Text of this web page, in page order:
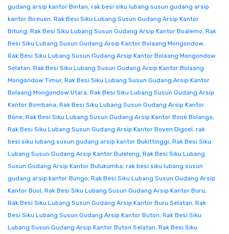
gudang arsip kantor Bintan, rak besi siku lubang susun gudang arsip
kantor Bireuen, Rak Besi Siku Lubang Susun Gudang Arsip Kantor
Bitung, Rak Besi Siku Lubang Susun Gudang Arsip Kantor Boalemo, Rak
Besi Siku Lubang Susun Gudang Arsip Kantor Bolaang Mongondow,
Rak Besi Siku Lubang Susun Gudang Arsip Kantor Bolaang Mongondow
Selatan, Rak Besi Siku Lubang Susun Gudang Arsip Kantor Bolaang
Mongondow Timur, Rak Besi Siku Lubang Susun Gudang Arsip Kantor
Bolaang Mongondow Utara, Rak Besi Siku Lubang Susun Gudang Arsip
Kantor Bombana, Rak Besi Siku Lubang Susun Gudang Arsip Kantor
Bone, Rak Besi Siku Lubang Susun Gudang Arsip Kantor Bone Bolango,
Rak Besi Siku Lubang Susun Gudang Arsip Kantor Boven Digoel, rak
besi siku lubang susun gudang arsip kantor Bukittinggi, Rak Besi Siku
Lubang Susun Gudang Arsip Kantor Buleleng, Rak Besi Siku Lubang
Susun Gudang Arsip Kantor Bulukumba, rak besi siku lubang susun
gudang arsip kantor Bungo, Rak Besi Siku Lubang Susun Gudang Arsip
Kantor Buol, Rak Besi Siku Lubang Susun Gudang Arsip Kantor Buru,
Rak Besi Siku Lubang Susun Gudang Arsip Kantor Buru Selatan, Rak
Besi Siku Lubang Susun Gudang Arsip Kantor Buton, Rak Besi Siku
Lubang Susun Gudang Arsip Kantor Buton Selatan, Rak Besi Siku